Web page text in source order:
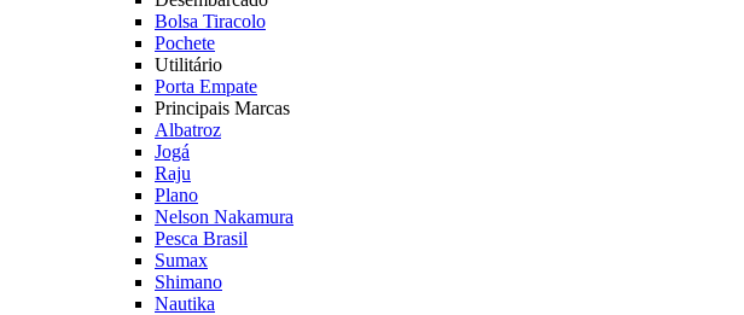
Bolsa Tiracolo
Pochete
Utilitário
Porta Empate
Principais Marcas
Albatroz
Jogá
Raju
Plano
Nelson Nakamura
Pesca Brasil
Sumax
Shimano
Nautika